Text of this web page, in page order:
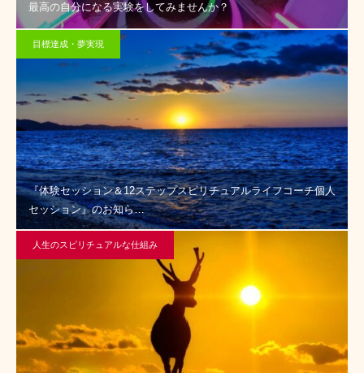
最高の自分になる実験をしてみませんか？
目標達成・夢実現
『体験セッション＆12ステップスピリチュアルライフコーチ個人
セッション』のお知ら…
人生のスピリチュアルな仕組み